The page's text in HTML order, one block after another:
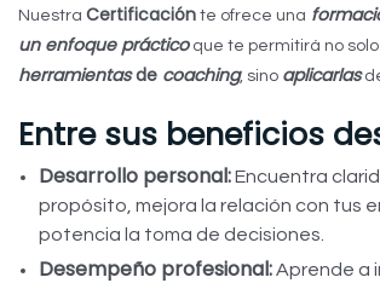
Nuestra Certificación te ofrece una
un enfoque prácticoque te permitirá no
herramientasde coaching, sino aplicarlas
Entre sus beneficios
Desarrollo personal:Encuentra
propósito, mejora la relación con tus
potencia la toma de decisiones.
Desempeño profesional:Aprende a